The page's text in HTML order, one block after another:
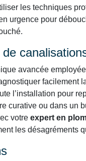
les techniques
urgence pour
avancée
facilement
l’installation pour
curative ou dans un
votre expert en
les désagréments